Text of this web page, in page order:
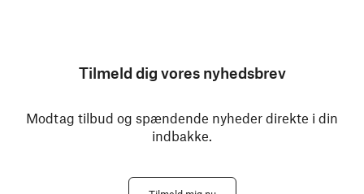
Tilmeld dig vores nyhedsbrev
Modtag tilbud og spændende nyheder direkte i din
indbakke.